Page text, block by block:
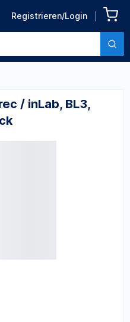
Registrieren/Login
Zurück zu den Produktdetails
/ inLab, BL3,